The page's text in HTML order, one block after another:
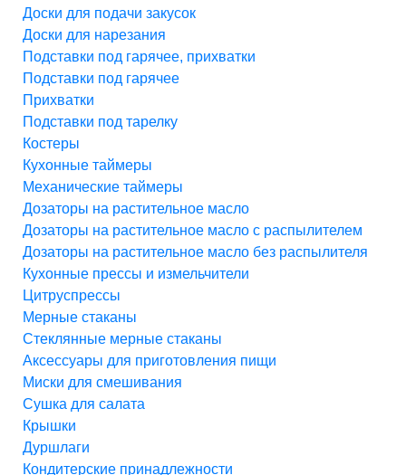
Доски для подачи закусок
Доски для нарезания
Подставки под гарячее, прихватки
Подставки под гарячее
Прихватки
Подставки под тарелку
Костеры
Кухонные таймеры
Механические таймеры
Дозаторы на растительное масло
Дозаторы на растительное масло с распылителем
Дозаторы на растительное масло без распылителя
Кухонные прессы и измельчители
Цитруспрессы
Мерные стаканы
Стеклянные мерные стаканы
Аксессуары для приготовления пищи
Миски для смешивания
Сушка для салата
Крышки
Дуршлаги
Кондитерские принадлежности